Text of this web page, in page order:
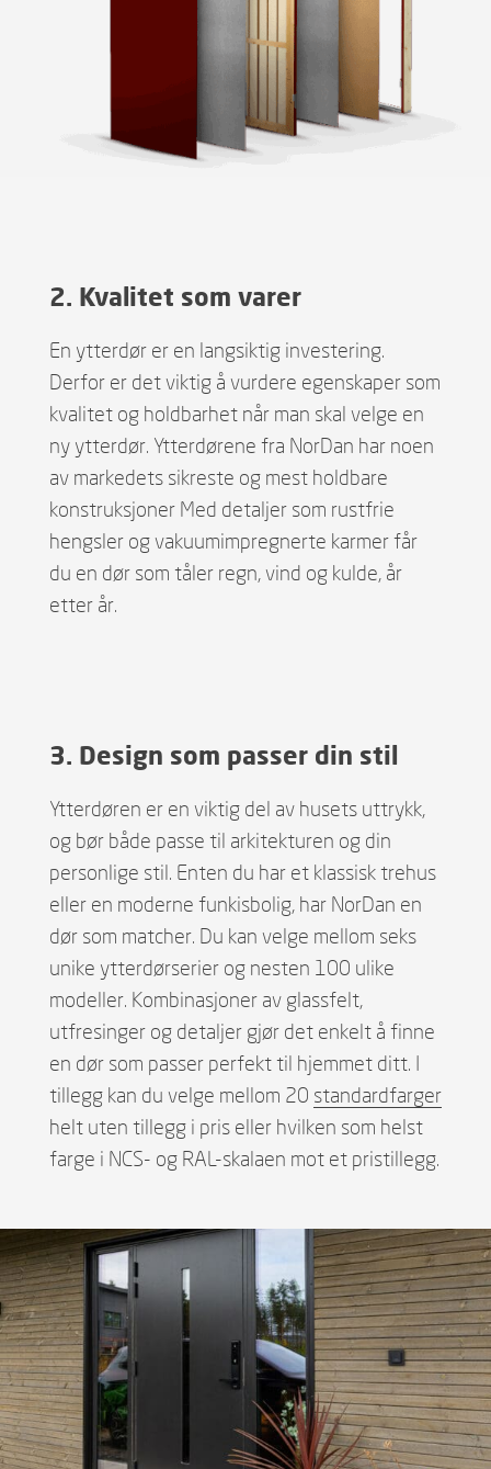
2. Kvalitet som varer
En ytterdør er en langsiktig investering.
Derfor er det viktig å vurdere egenskaper som
kvalitet og holdbarhet når man skal velge en
ny ytterdør. Ytterdørene fra NorDan har noen
av markedets sikreste og mest holdbare
konstruksjoner Med detaljer som rustfrie
hengsler og vakuumimpregnerte karmer får
du en dør som tåler regn, vind og kulde, år
etter år.
3. Design som passer din stil
Ytterdøren er en viktig del av husets uttrykk,
og bør både passe til arkitekturen og din
personlige stil. Enten du har et klassisk trehus
eller en moderne funkisbolig, har NorDan en
dør som matcher. Du kan velge mellom seks
unike ytterdørserier og nesten 100 ulike
modeller. Kombinasjoner av glassfelt,
utfresinger og detaljer gjør det enkelt å finne
en dør som passer perfekt til hjemmet ditt. I
tillegg kan du velge mellom 20 standardfarger
helt uten tillegg i pris eller hvilken som helst
farge i NCS- og RAL-skalaen mot et pristillegg.